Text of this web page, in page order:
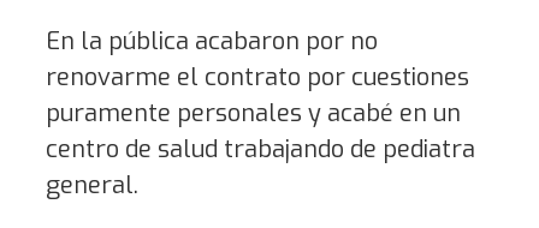
En la pública acabaron por no
renovarme el contrato por cuestiones
puramente personales y acabé en un
centro de salud trabajando de pediatra
general.